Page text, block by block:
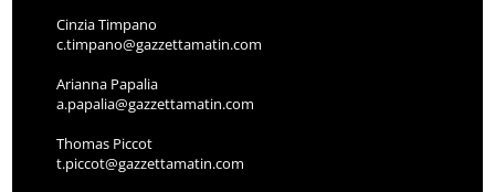
Cinzia Timpano
c.timpano@gazzettamatin.com
Arianna Papalia
a.papalia@gazzettamatin.com
Thomas Piccot
t.piccot@gazzettamatin.com